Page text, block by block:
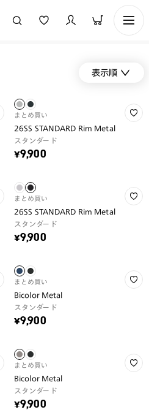
表示順
まとめ買い
26SS STANDARD Rim Metal
スタンダード
¥9,900
まとめ買い
26SS STANDARD Rim Metal
スタンダード
¥9,900
まとめ買い
Bicolor Metal
スタンダード
¥9,900
まとめ買い
Bicolor Metal
スタンダード
¥9,900